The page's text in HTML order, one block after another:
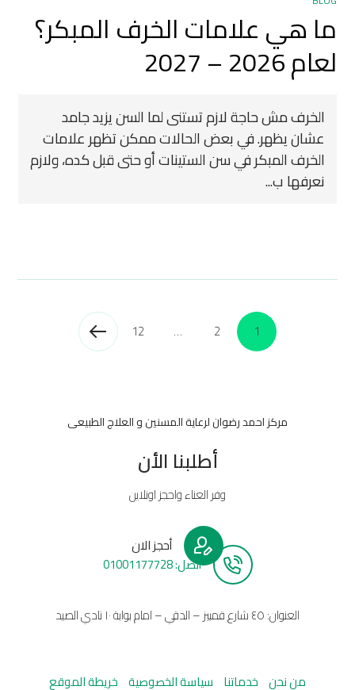
ما هي علامات الخرف المبكر؟
لعام 2026 – 2027
الخرف مش حاجة لازم تستنى لما السن يزيد جامد
عشان يظهر. في بعض الحالات ممكن تظهر علامات
الخرف المبكر في سن الستينات أو حتى قبل كده، ولازم
نعرفها ب...
1
2
…
12
مركز احمد رضوان لرعاية المسنين و العلاج الطبيعى
أطلبنا الأن
وفر العناء واحجز اونلاين
أحجز الان
أتصل: 01001177728
العنوان: ٤٥ شارع قمبيز – الدقي – امام بوابة ١٠ نادي الصيد
من نحن خدماتنا سياسة الخصوصية خريطة الموقع